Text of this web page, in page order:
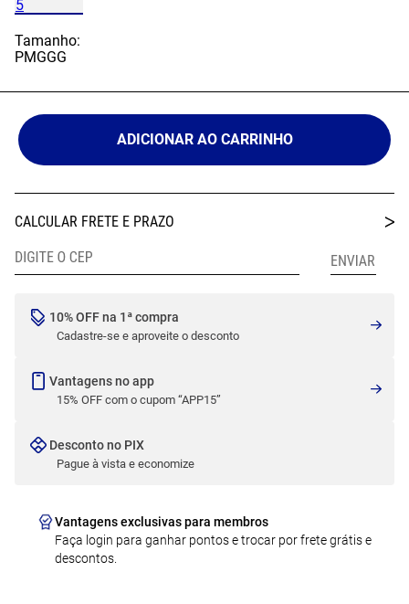
Tamanho:
PMGGG
ADICIONAR AO CARRINHO
10% OFF na 1ª compra
Cadastre-se e aproveite o desconto
Vantagens no app
15% OFF com o cupom “APP15”
Desconto no PIX
Pague à vista e economize
Vantagens exclusivas para membros
Faça login para ganhar pontos e trocar por frete grátis e
descontos.